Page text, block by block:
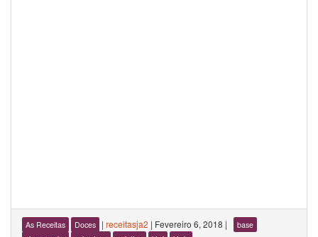
As Receitas Doces | receitasja2 | Fevereiro 6, 2018 |
base